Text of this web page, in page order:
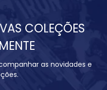
COLEÇÕES
as novidades e